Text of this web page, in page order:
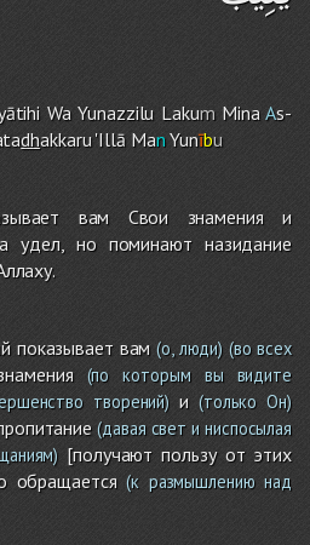
i Wa Yunazzilu LakumMinaAs-
dhakkaru 'Illā ManYunību
вам Свои знамения и
удел, но поминают назидание
показывает вам (о, люди) (во всех
(по которым вы видите
творений) и (только Он)
(давая свет и ниспосылая
[получают пользу от этих
обращается(к размышлению над